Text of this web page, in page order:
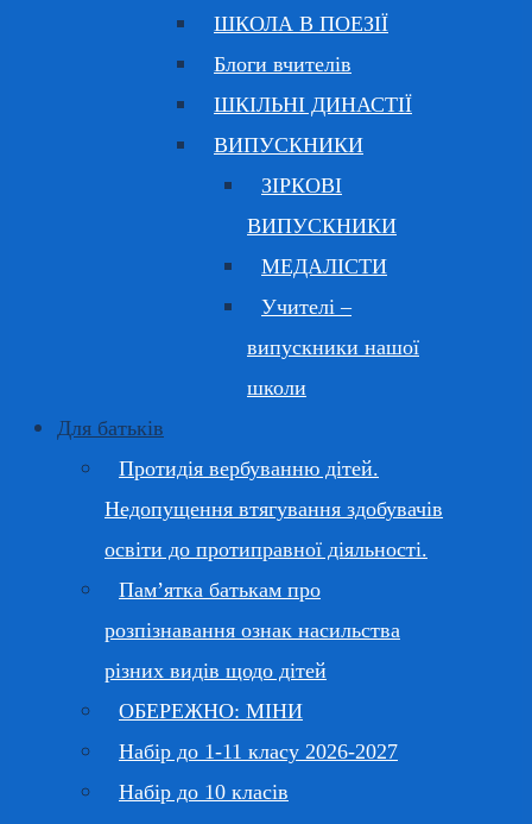
ШКОЛА В ПОЕЗІЇ
Блоги вчителів
ШКІЛЬНІ ДИНАСТІЇ
ВИПУСКНИКИ
ЗІРКОВІ
ВИПУСКНИКИ
МЕДАЛІСТИ
Учителі –
випускники нашої
школи
Для батьків
Протидія вербуванню дітей.
Недопущення втягування здобувачів
освіти до протиправної діяльності.
Пам’ятка батькам про
розпізнавання ознак насильства
різних видів щодо дітей
ОБЕРЕЖНО: МІНИ
Набір до 1-11 класу 2026-2027
Набір до 10 класів